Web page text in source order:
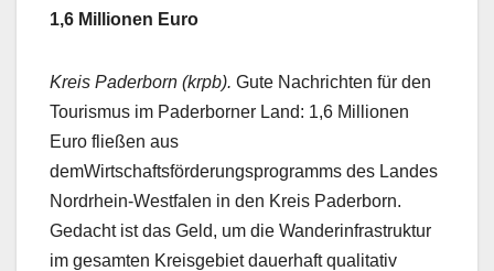
1,6 Millionen Euro
Kreis Paderborn (krpb). Gute Nachrichten für den
Tourismus im Paderborner Land: 1,6 Millionen
Euro fließen aus
demWirtschaftsförderungsprogramms des Landes
Nordrhein-Westfalen in den Kreis Paderborn.
Gedacht ist das Geld, um die Wanderinfrastruktur
im gesamten Kreisgebiet dauerhaft qualitativ